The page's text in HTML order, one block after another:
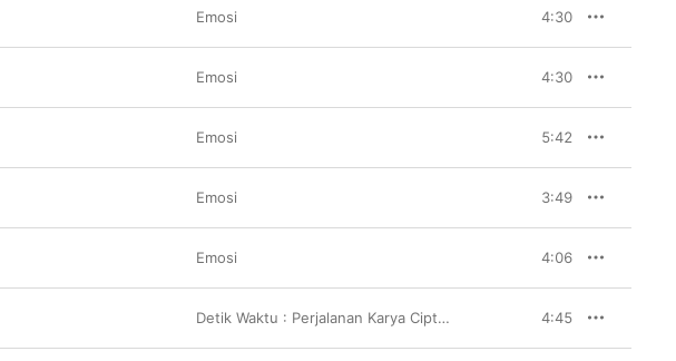
Emosi 4:30
Emosi 4:30
Emosi 5:42
Emosi 3:49
Emosi 4:06
Detik Waktu : Perjalanan Karya Cipta Candra Darusman 4:45